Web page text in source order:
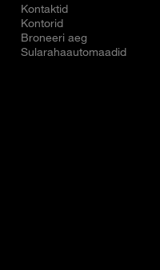
Kontaktid
Kontorid
Broneeri aeg
Sularahaautomaadid